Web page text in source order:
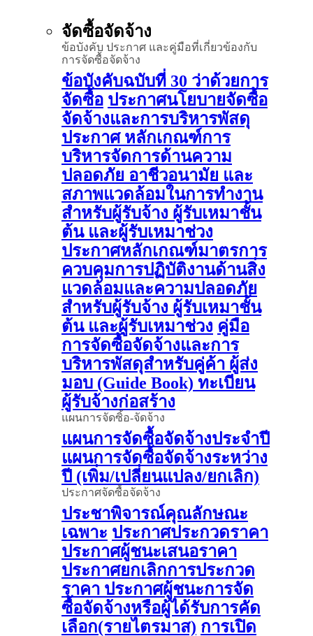
จัดซื้อจัดจ้าง
ข้อบังคับ ประกาศ และคู่มือที่เกี่ยวข้องกับ
การจัดซื้อจัดจ้าง
ข้อบังคับฉบับที่ 30 ว่าด้วยการ
จัดซื้อ ประกาศนโยบายจัดซื้อ
จัดจ้างและการบริหารพัสดุ
ประกาศ หลักเกณฑ์การ
บริหารจัดการด้านความ
ปลอดภัย อาชีวอนามัย และ
สภาพแวดล้อมในการทำงาน
สำหรับผู้รับจ้าง ผู้รับเหมาชั้น
ต้น และผู้รับเหมาช่วง
ประกาศหลักเกณฑ์มาตรการ
ควบคุมการปฏิบัติงานด้านสิ่ง
แวดล้อมและความปลอดภัย
สำหรับผู้รับจ้าง ผู้รับเหมาชั้น
ต้น และผู้รับเหมาช่วง คู่มือ
การจัดซื้อจัดจ้างและการ
บริหารพัสดุสำหรับคู่ค้า ผู้ส่ง
มอบ (Guide Book) ทะเบียน
ผู้รับจ้างก่อสร้าง
แผนการจัดซิ้อ-จัดจ้าง
แผนการจัดซื้อจัดจ้างประจำปี
แผนการจัดซื้อจัดจ้างระหว่าง
ปี (เพิ่ม/เปลี่ยนแปลง/ยกเลิก)
ประกาศจัดซื้อจัดจ้าง
ประชาพิจารณ์คุณลักษณะ
เฉพาะ ประกาศประกวดราคา
ประกาศผู้ชนะเสนอราคา
ประกาศยกเลิกการประกวด
ราคา ประกาศผู้ชนะการจัด
ซื้อจัดจ้างหรือผู้ได้รับการคัด
เลือก(รายไตรมาส) การเปิด